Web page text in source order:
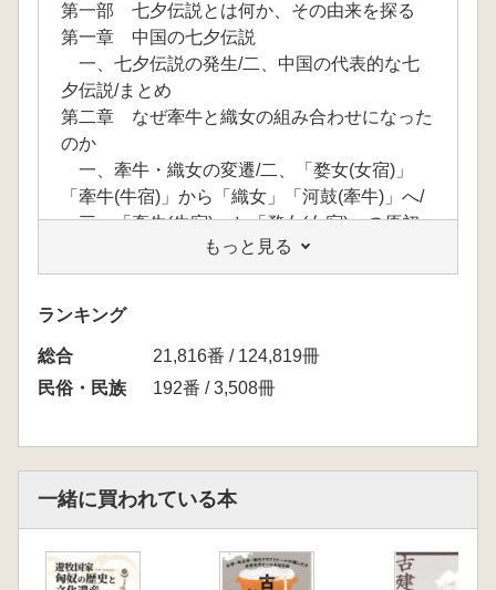
第一部 七夕伝説とは何か、その由来を探る
第一章 中国の七夕伝説
一、七夕伝説の発生/二、中国の代表的な七
夕伝説/まとめ
第二章 なぜ牽牛と織女の組み合わせになった
のか
一、牽牛・織女の変遷/二、「婺女(女宿)」
「牽牛(牛宿)」から「織女」「河鼓(牽牛)」へ/
三、「牽牛(牛宿)」と「婺女(女宿)」の原初
的な組み合わせの証左/まとめ
第三章 七夕伝説はどこまで遡るのか
一、三国時代の七夕伝説/二、後漢前期から
前漢の牽牛・織女像/三、詩経と七夕伝説の関
係/
四、「織女が織物を織らないというモチー
三、七月七日は異郷とこの世が繋がる日/
四、七月七日は神仙の織女と人間の牽牛が出
第五章 織女はなぜ鵲の橋を渡るのか
もっと見る
ランキング
総合
21,816番 / 124,819冊
民俗・民族
192番 / 3,508冊
一緒に買われている本